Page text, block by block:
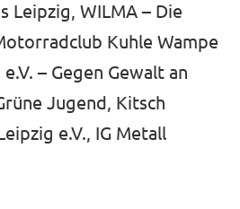
Leipzig, WILMA – Die
Kuhle Wampe
– Gegen Gewalt an
Jugend, Kitsch
e.V., IG Metall